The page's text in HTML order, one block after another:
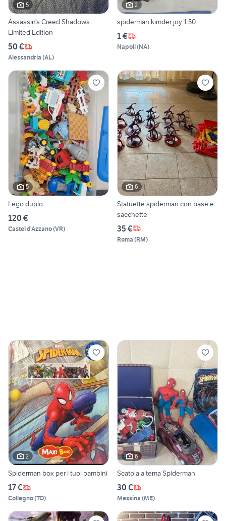
5
Assassin’s Creed Shadows
Limited Edition
50 €
Alessandria (AL)
2
spiderman kimder joy 1.50
1 €
Napoli(NA)
5
Lego duplo
120 €
Castel d'Azzano(VR)
6
Statuette spiderman con base e
sacchette
35 €
Roma (RM)
2
Spiderman box per i tuoi bambini
17 €
Collegno(TO)
6
Scatola a tema Spiderman
30 €
Messina (ME)